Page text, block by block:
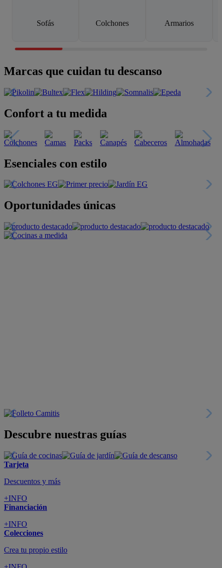
Sofás Colchones Armarios
Marcas que cuidan tu descanso
Confort a tu medida
Esenciales con estilo
Oportunidades únicas
Descubre nuestras guías
Tarjeta
Descuentos y más
+INFO
Financiación
+INFO
Colecciones
Crea tu propio estilo